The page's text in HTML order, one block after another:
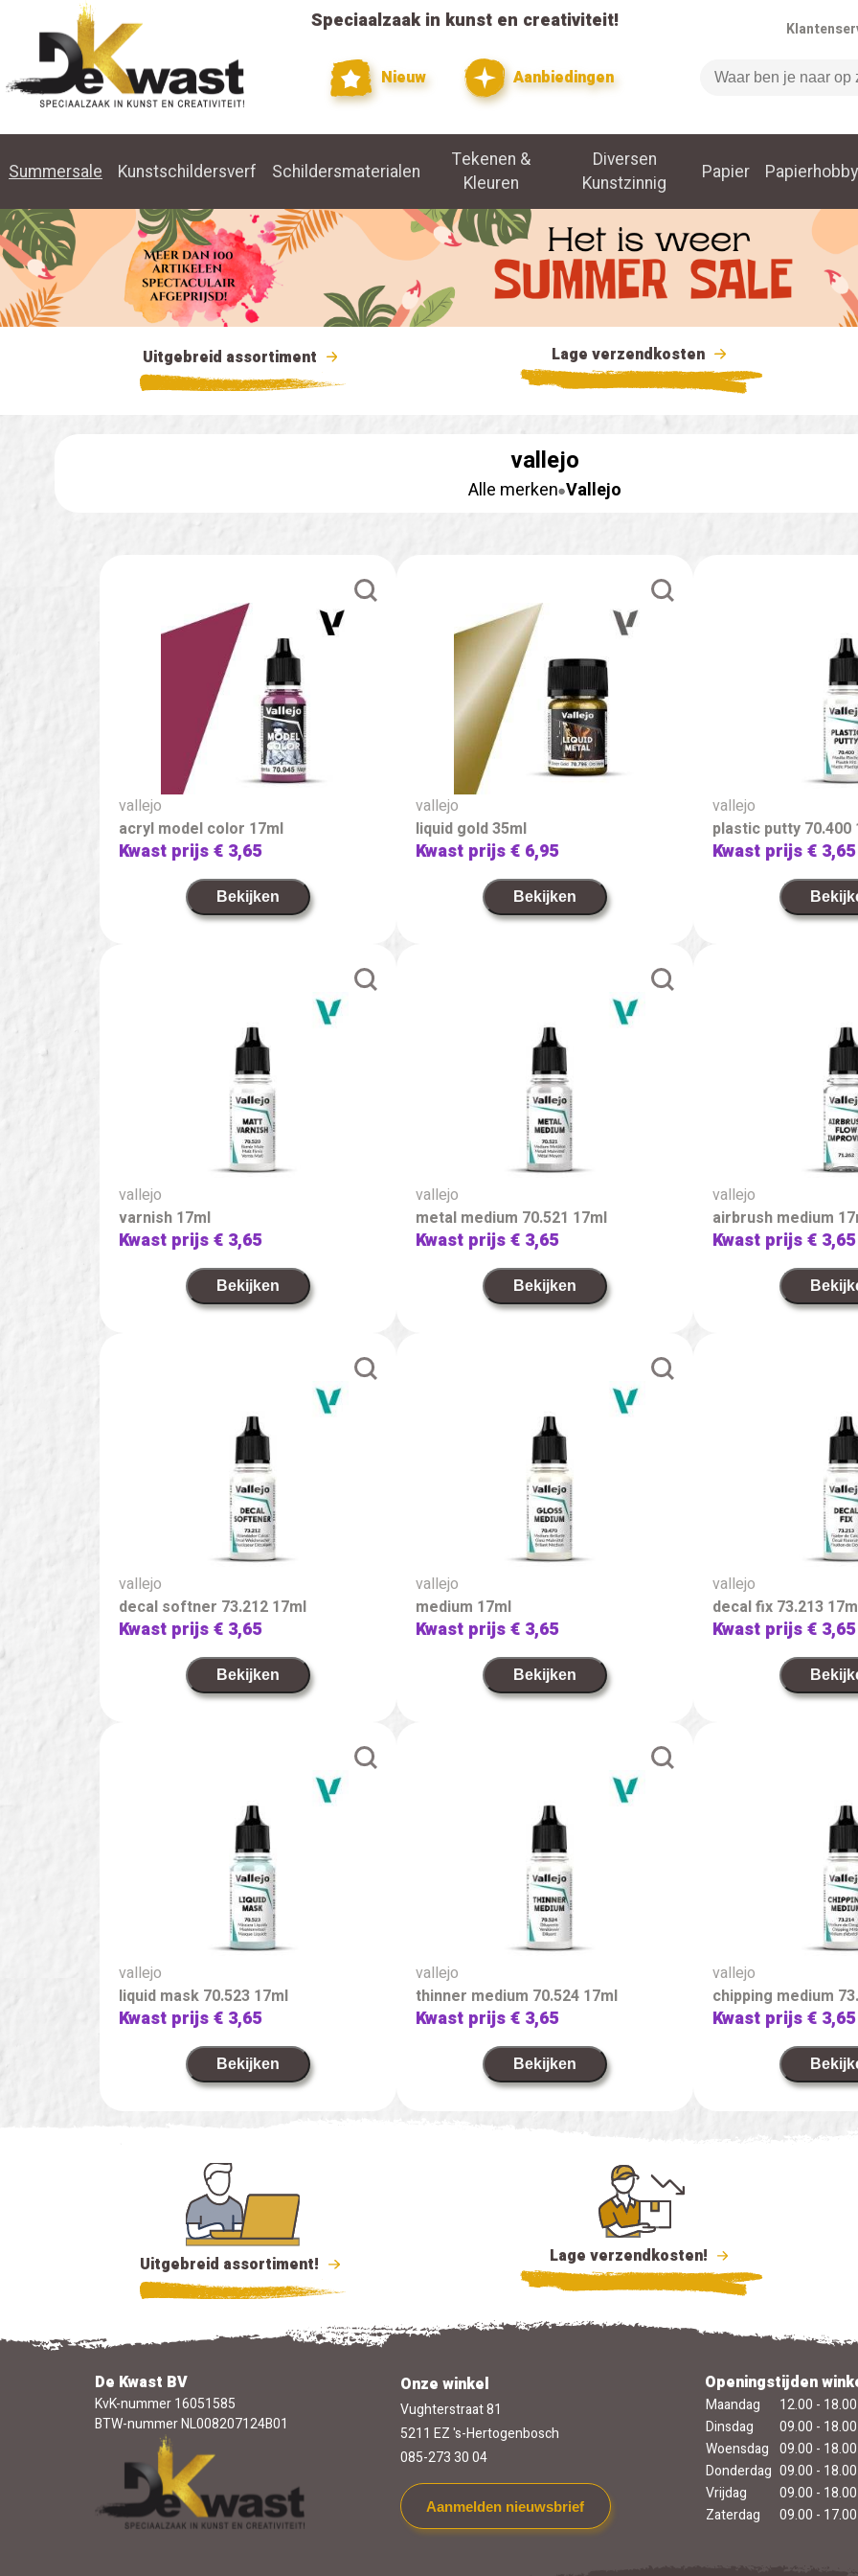
Speciaalzaak in kunst en creativiteit!
Nieuw Aanbiedingen
Zoeken
Summersale Kunstschildersverf Schildersmaterialen
Tekenen &
Kleuren
Diversen
Kunstzinnig
Papier
Uitgebreid assortiment Lage verzendkosten
vallejo
Alle merken Vallejo
vallejo
acryl model color 17ml
Kwast prijs€ 3,65
Bekijken
vallejo
liquid gold 35ml
Kwast prijs€ 6,95
Bekijken
vallejo
plastic putty 70.400
Kwast prijs€ 3,65
vallejo
varnish 17ml
Kwast prijs€ 3,65
Bekijken
vallejo
metal medium 70.521 17ml
Kwast prijs€ 3,65
Bekijken
vallejo
airbrush medium
Kwast prijs€ 3,65
vallejo
decal softner 73.212 17ml
Kwast prijs€ 3,65
Bekijken
vallejo
medium 17ml
Kwast prijs€ 3,65
Bekijken
vallejo
decal fix 73.213
Kwast prijs€ 3,65
vallejo
liquid mask 70.523 17ml
Kwast prijs€ 3,65
Bekijken
vallejo
thinner medium 70.524 17ml
Kwast prijs€ 3,65
Bekijken
vallejo
chipping medium
Kwast prijs€ 3,65
Uitgebreid assortiment! Lage verzendkosten!
De Kwast BV
KvK-nummer 16051585
BTW-nummer NL008207124B01
Onze winkel
Vughterstraat 81
5211 EZ 's-Hertogenbosch
085-273 30 04
Aanmelden nieuwsbrief
Openingstijden
Maandag
12.00 -
Dinsdag
09.00 -
Woensdag 09.00 -
Donderdag 09.00 -
Vrijdag
09.00 -
Zaterdag
09.00 -